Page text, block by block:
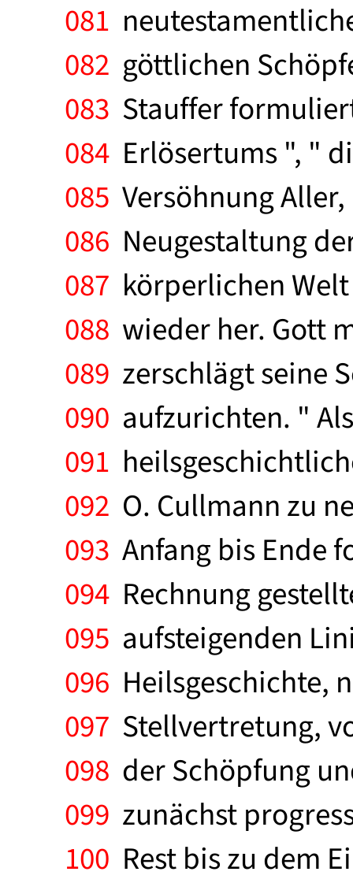
081
082 göttlichen
083 Stauffer
084 Erlösertums ", "
085 Versöhnung
086 Neugestaltung
087 körperlichen
088 wieder her. Gott
089 zerschlägt seine
090 aufzurichten. "
091
092 O. Cullmann zu
093 Anfang bis Ende
094 Rechnung
095 aufsteigenden
096 Heilsgeschichte,
097 Stellvertretung,
098 der Schöpfung
099 zunächst
100 Rest bis zu dem